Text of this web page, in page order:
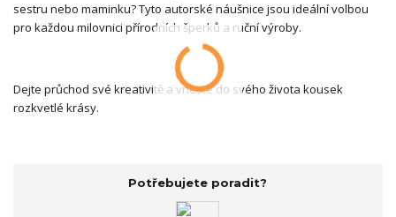
sestru nebo maminku? Tyto autorské náušnice jsou ideální volbou
pro každou milovnici přírodních šperků a ruční výroby.
Dejte průchod své kreativitě a vneste do svého života kousek
rozkvetlé krásy.
Potřebujete poradit?